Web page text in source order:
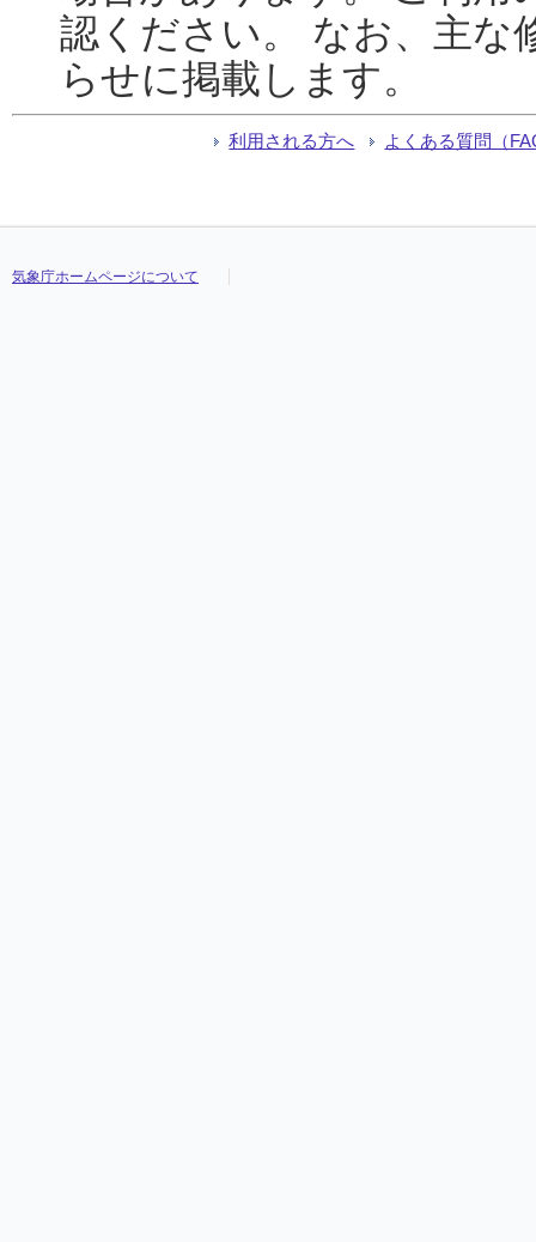
認ください。 なお、主な
らせに掲載します。
利用される方へ よくある質問（
気象庁ホームページについて